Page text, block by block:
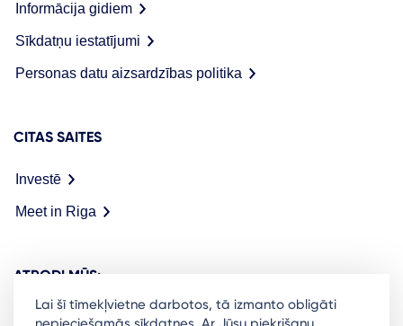
Informācija gidiem
Sīkdatņu iestatījumi
Personas datu aizsardzības politika
CITAS SAITES
Investē
Meet in Riga
ATRODI MŪS:
Lai šī tīmekļvietne darbotos, tā izmanto obligāti